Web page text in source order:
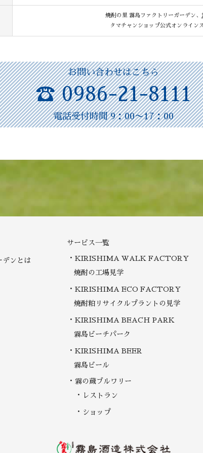
焼酎の里 霧島ファクトリーガーデン、
タマチャンショップ公式オンライン
お問い合わせはこちら
☎ 0986-21-8111
電話受付時間 9：00〜17：00
デンとは
サービス一覧
KIRISHIMA WALK FACTORY
焼酎の工場見学
KIRISHIMA ECO FACTORY
焼酎粕リサイクルプラントの見学
KIRISHIMA BEACH PARK
霧島ビーチパーク
KIRISHIMA BEER
霧島ビール
霧の蔵ブルワリー
レストラン
ショップ